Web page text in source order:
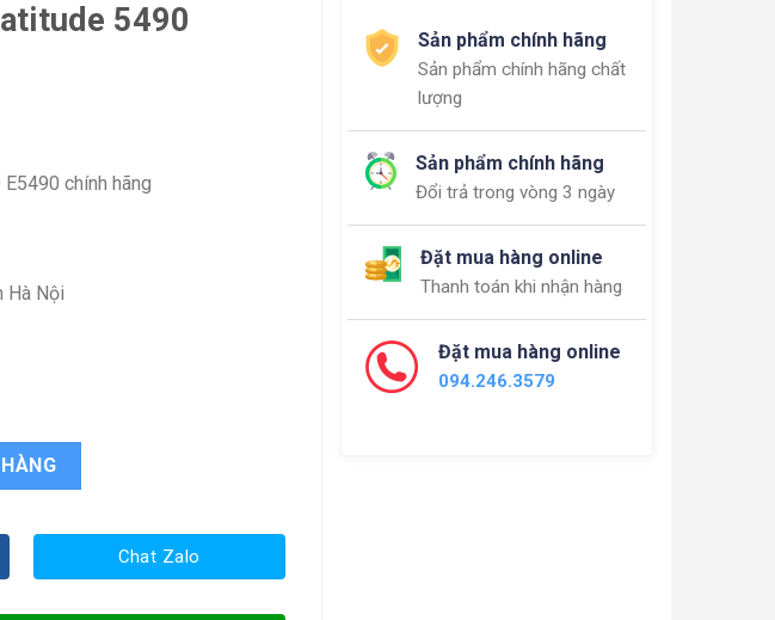
5490
chính hãng
Hà Nội
quantity
Chat Zalo
Sản phẩm chính hãng
Sản phẩm chính hãng chất
lượng
Sản phẩm chính hãng
Đổi trả trong vòng 3 ngày
Đặt mua hàng online
Thanh toán khi nhận hàng
Đặt mua hàng online
094.246.3579